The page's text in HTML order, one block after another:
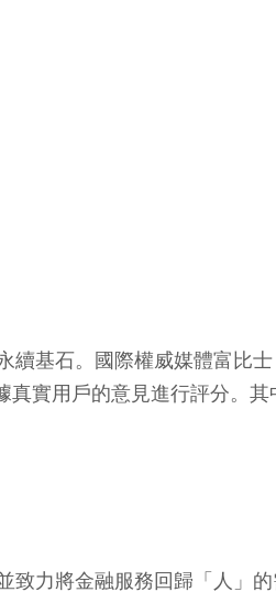
基石。國際權威媒體富比
實用戶的意見進行評分。
力將金融服務回歸「人」